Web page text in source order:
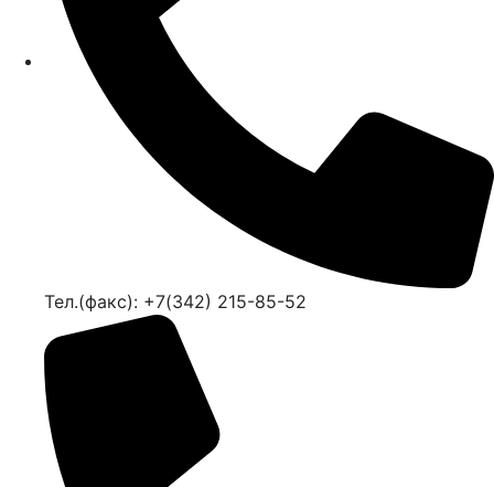
Тел.(факс): +7(342) 215-85-52